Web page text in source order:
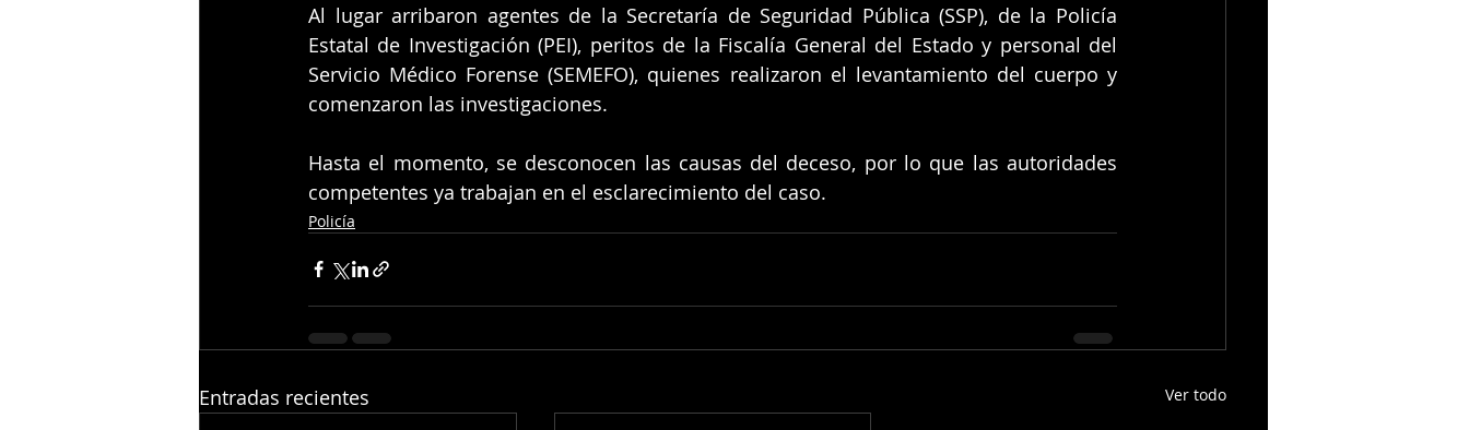
Al lugar arribaron agentes de la Secretaría de Seguridad Pública (SSP), de la Policía
Estatal de Investigación (PEI), peritos de la Fiscalía General del Estado y personal del
Servicio Médico Forense (SEMEFO), quienes realizaron el levantamiento del cuerpo y
comenzaron las investigaciones.
Hasta el momento, se desconocen las causas del deceso, por lo que las autoridades
competentes ya trabajan en el esclarecimiento del caso.
Policía
Entradas recientes Ver todo